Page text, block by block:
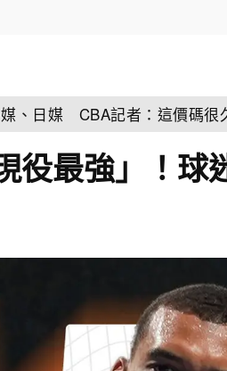
、日媒 CBA記者：這價碼很
役最強」！